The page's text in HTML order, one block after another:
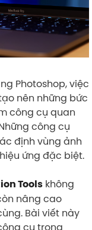
Photoshop, việc
nên những bức
công cụ quan
công cụ
định vùng ảnh
ứng đặc biệt.
Tools không
nâng cao
Bài viết này
cụ trong